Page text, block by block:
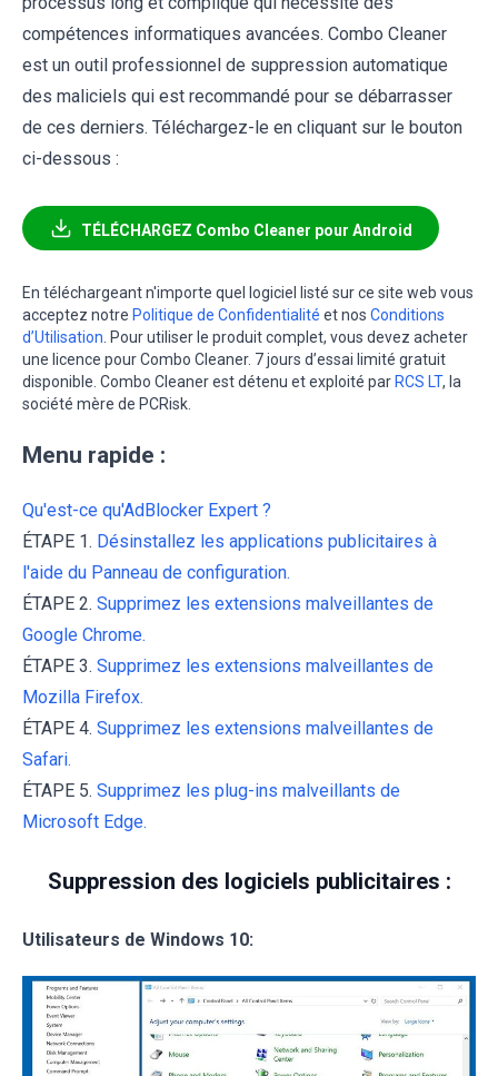
compétences informatiques avancées. Combo Cleaner
est un outil professionnel de suppression automatique
des maliciels qui est recommandé pour se débarrasser
de ces derniers. Téléchargez-le en cliquant sur le bouton
ci-dessous :
TÉLÉCHARGEZ Combo Cleaner pour Android
En téléchargeant n'importe quel logiciel listé sur ce site web vous
acceptez notre Politique de Confidentialité et nos Conditions
d’Utilisation . Pour utiliser le produit complet, vous devez acheter
une licence pour Combo Cleaner. 7 jours d’essai limité gratuit
disponible. Combo Cleaner est détenu et exploité par RCS LT, la
société mère de PCRisk.
Menu rapide :
Qu'est-ce qu'AdBlocker Expert ?
ÉTAPE 1. Désinstallez les applications publicitaires à
l'aide du Panneau de configuration.
ÉTAPE 2. Supprimez les extensions malveillantes de
Google Chrome.
ÉTAPE 3. Supprimez les extensions malveillantes de
Mozilla Firefox.
ÉTAPE 4. Supprimez les extensions malveillantes de
Safari.
ÉTAPE 5. Supprimez les plug-ins malveillants de
Microsoft Edge.
Suppression des logiciels publicitaires :
Utilisateurs de Windows 10: